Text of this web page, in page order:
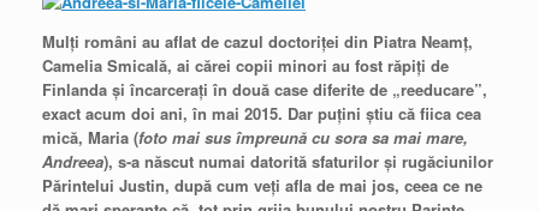
Mulţi români au aflat de cazul doctoriţei din Piatra Neamţ,
Camelia Smicală, ai cărei copii minori au fost răpiţi de
Finlanda şi încarceraţi în două case diferite de „reeducare”,
exact acum doi ani, în mai 2015. Dar puţini ştiu că fiica cea
mică, Maria (foto mai sus împreună cu sora sa mai mare,
Andreea), s-a născut numai datorită sfaturilor şi rugăciunilor
Părintelui Justin, după cum veţi afla de mai jos, ceea ce ne